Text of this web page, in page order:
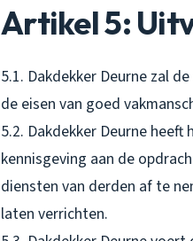
Artikel 5:
5.1. Dakdekker Deurne zal
de eisen van goed
5.2. Dakdekker Deurne
kennisgeving aan de
diensten van derden af te
laten verrichten.